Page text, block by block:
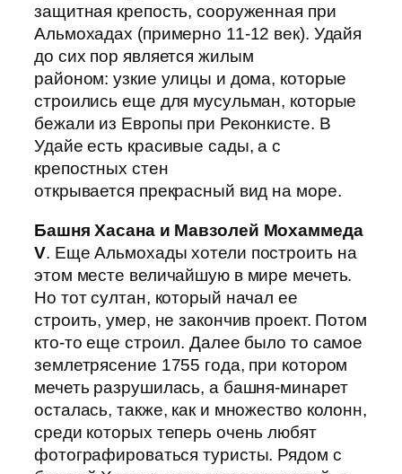
защитная крепость, сооруженная при
Альмохадах (примерно 11-12 век). Удайя
до сих пор является жилым
районом: узкие улицы и дома, которые
строились еще для мусульман, которые
бежали из Европы при Реконкисте. В
Удайе есть красивые сады, а с
крепостных стен
открывается прекрасный вид на море.
Башня Хасана и Мавзолей Мохаммеда
V. Еще Альмохады хотели построить на
этом месте величайшую в мире мечеть.
Но тот султан, который начал ее
строить, умер, не закончив проект. Потом
кто-то еще строил. Далее было то самое
землетрясение 1755 года, при котором
мечеть разрушилась, а башня-минарет
осталась, также, как и множество колонн,
среди которых теперь очень любят
фотографироваться туристы. Рядом с